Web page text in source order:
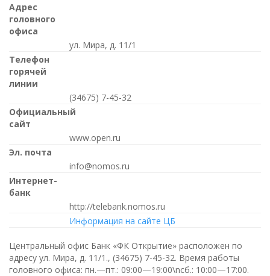
Адрес
головного
офиса
ул. Мира, д. 11/1
Телефон
горячей
линии
(34675) 7-45-32
Официальный
сайт
www.open.ru
Эл. почта
info@nomos.ru
Интернет-
банк
http://telebank.nomos.ru
Информация на сайте ЦБ
Центральный офис Банк «ФК Открытие» расположен по
адресу ул. Мира, д. 11/1., (34675) 7-45-32. Время работы
головного офиса: пн.—пт.: 09:00—19:00\nсб.: 10:00—17:00.